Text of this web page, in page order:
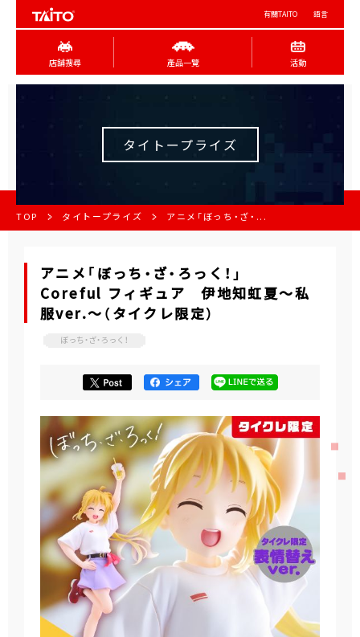
有關TAITO 語言
店舖搜尋 產品一覽 活動
タイトープライズ
TOP タイトープライズ アニメ「ぼっち・ざ・...
アニメ「ぼっち・ざ・ろっく！」
Coreful フィギュア 伊地知虹夏～私
服ver.～（タイクレ限定）
ぼっち・ざ・ろっく！